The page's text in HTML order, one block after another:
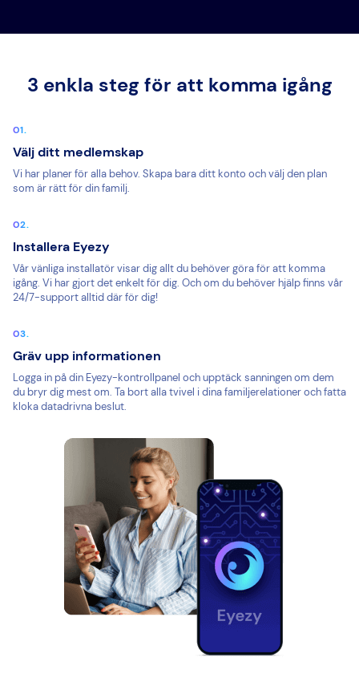
3 enkla steg för att komma igång
Välj ditt medlemskap
Vi har planer för alla behov. Skapa bara ditt konto och välj den plan
som är rätt för din familj.
Installera Eyezy
Vår vänliga installatör visar dig allt du behöver göra för att komma
igång. Vi har gjort det enkelt för dig. Och om du behöver hjälp finns vår
24/7-support alltid där för dig!
Gräv upp informationen
Logga in på din Eyezy-kontrollpanel och upptäck sanningen om dem
du bryr dig mest om. Ta bort alla tvivel i dina familjerelationer och fatta
kloka datadrivna beslut.